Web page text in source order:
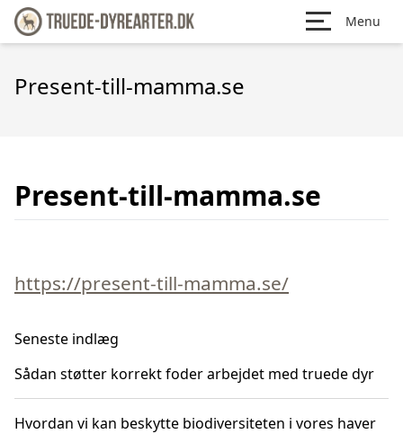
Menu
Present-till-mamma.se
Present-till-mamma.se
https://present-till-mamma.se/
Seneste indlæg
Sådan støtter korrekt foder arbejdet med truede dyr
Hvordan vi kan beskytte biodiversiteten i vores haver